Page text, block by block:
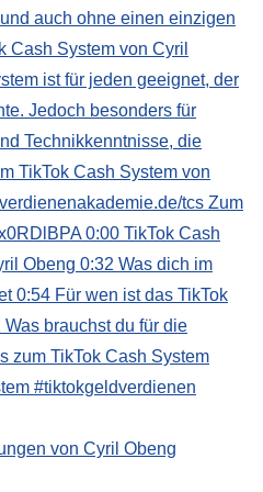
von Cyril Obeng